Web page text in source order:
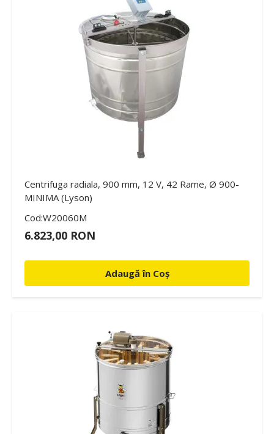
Centrifuga radiala, 900 mm, 12 V, 42 Rame, Ø 900-
MINIMA (Lyson)
Cod:W20060M
6.823,00 RON
Adaugă în Coș